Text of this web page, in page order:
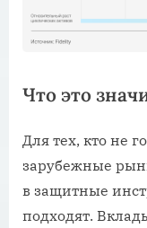
Что это
Для тех, кто не
зарубежные
в защитные
подходят.